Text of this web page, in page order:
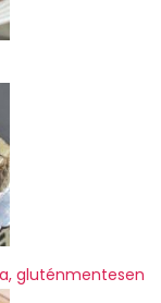
gluténmentesen